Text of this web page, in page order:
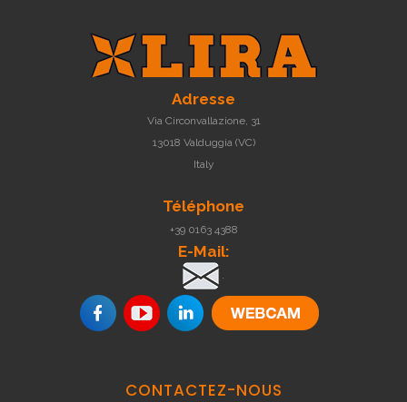
Adresse
Via Circonvallazione, 31
13018 Valduggia (VC)
Italy
Téléphone
+39 0163 4388
E-Mail:
.
CONTACTEZ-NOUS